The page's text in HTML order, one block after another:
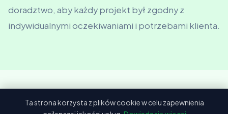
doradztwo, aby każdy projekt był zgodny z
indywidualnymi oczekiwaniami i potrzebami klienta.
Ta strona korzysta z plików cookie w celu zapewnienia